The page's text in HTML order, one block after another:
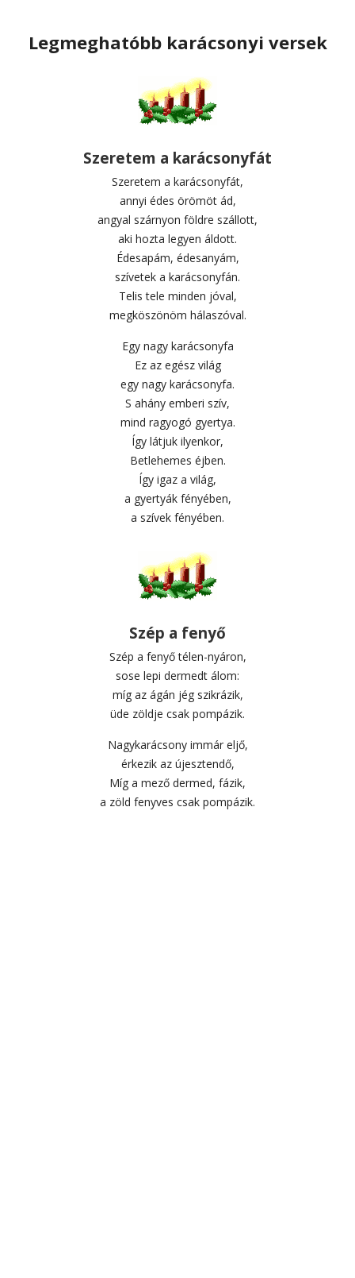
Legmeghatóbb karácsonyi versek
Szeretem a karácsonyfát
Szeretem a karácsonyfát,
annyi édes örömöt ád,
angyal szárnyon földre szállott,
aki hozta legyen áldott.
Édesapám, édesanyám,
szívetek a karácsonyfán.
Telis tele minden jóval,
megköszönöm hálaszóval.
Egy nagy karácsonyfa
Ez az egész világ
egy nagy karácsonyfa.
S ahány emberi szív,
mind ragyogó gyertya.
Így látjuk ilyenkor,
Betlehemes éjben.
Így igaz a világ,
a gyertyák fényében,
a szívek fényében.
Szép a fenyő
Szép a fenyő télen-nyáron,
sose lepi dermedt álom:
míg az ágán jég szikrázik,
üde zöldje csak pompázik.
Nagykarácsony immár eljő,
érkezik az újesztendő,
Míg a mező dermed, fázik,
a zöld fenyves csak pompázik.